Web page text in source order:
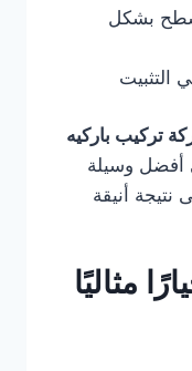
بشكل
التثبيت
تركيب باركيه
أفضل وسيلة
أنيقة
مثاليًا